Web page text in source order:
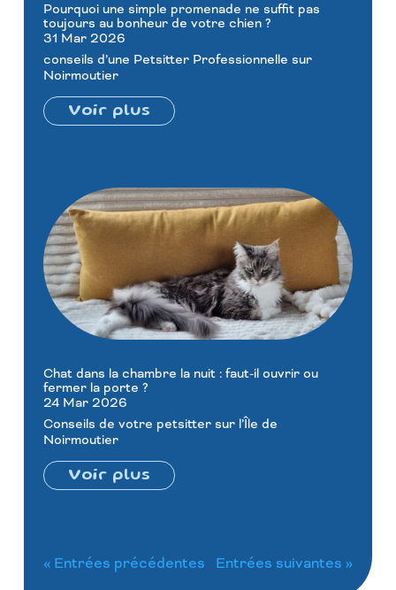
Pourquoi une simple promenade ne suffit pas
toujours au bonheur de votre chien ?
31 Mar 2026
conseils d’une Petsitter Professionnelle sur
Noirmoutier
Voir plus
Chat dans la chambre la nuit : faut-il ouvrir ou
fermer la porte ?
24 Mar 2026
Conseils de votre petsitter sur l’Île de
Noirmoutier
Voir plus
« Entrées précédentes Entrées suivantes »